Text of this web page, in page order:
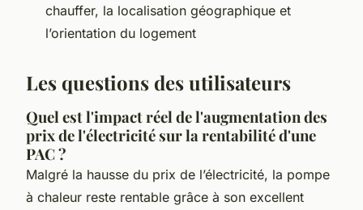
chauffer, la localisation géographique et
l’orientation du logement
Les questions des utilisateurs
Quel est l'impact réel de l'augmentation des
prix de l'électricité sur la rentabilité d'une
PAC ?
Malgré la hausse du prix de l’électricité, la pompe
à chaleur reste rentable grâce à son excellent